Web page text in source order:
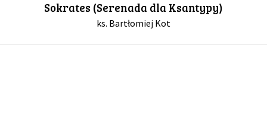
Sokrates (Serenada dla Ksantypy)
ks. Bartłomiej Kot